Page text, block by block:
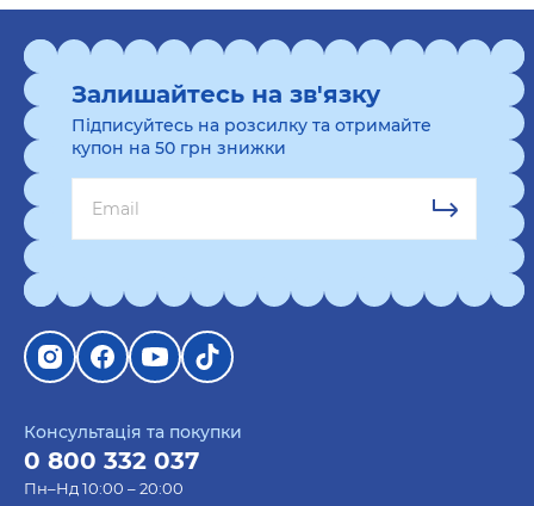
Консультація та покупки
0 800 332 037
Пн–Нд 10:00 – 20:00
Залишайтесь на зв'язку
Підписуйтесь на розсилку та отримайте
купон на 50 грн знижки